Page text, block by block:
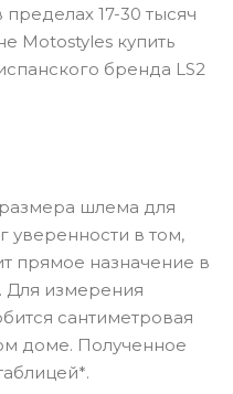
17-30 тысяч
Motostyles купить
бренда LS2
шлема для
уверенности в том,
прямое назначение в
Для измерения
сантиметровая
доме. Полученное